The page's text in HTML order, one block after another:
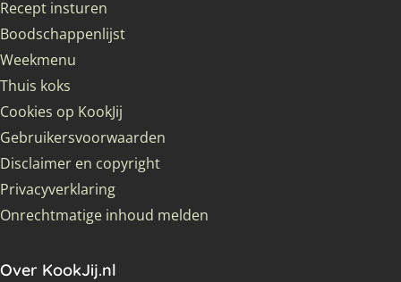
Recept insturen
Boodschappenlijst
Weekmenu
Thuis koks
Cookies op KookJij
Gebruikersvoorwaarden
Disclaimer en copyright
Privacyverklaring
Onrechtmatige inhoud melden
Over KookJij.nl